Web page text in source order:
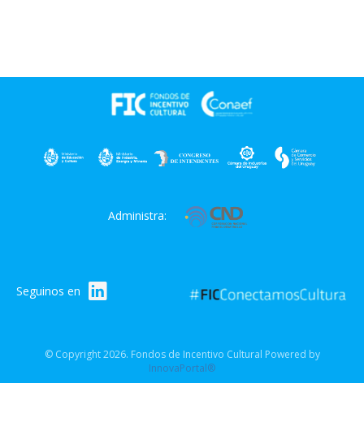
Administra:
Seguinos en
© Copyright 2026. Fondos de Incentivo Cultural Powered by
InnovaPortal®